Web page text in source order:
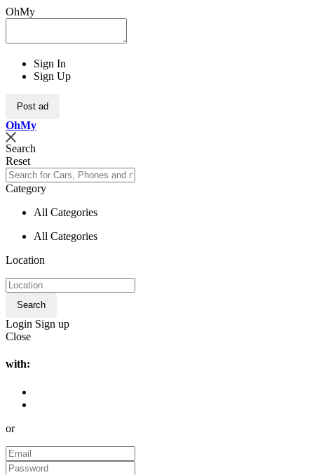
OhMy
Sign In
Sign Up
Post ad
OhMy
Search
Reset
Category
All Categories
All Categories
Location
Search
Login Sign up
Close
with:
or